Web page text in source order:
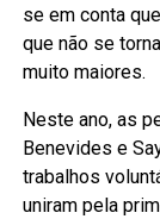
se em conta
que não se
muito maiores.
Neste ano, as
Benevides e
trabalhos
uniram pela